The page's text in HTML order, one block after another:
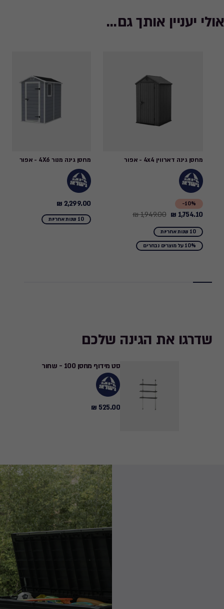
אולי יעניין אותך גם...
מחסן גינה דארווין 4x4 - אפור
10%-
Price
from
1,949.00
₪
1,754.10 ₪
1,949.00 ₪
10 שנות אחריות
10% על מוצרים נבחרים
מחסן גינה מנור 4X6 - אפור
2,299.00
₪
2,299.00 ₪
10 שנות אחריות
שדרגו את הגינה שלכם
סט מידוף מחסן 100 - שחור
525.00
525.00 ₪